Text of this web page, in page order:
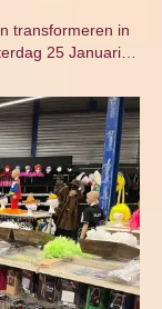
transformeren in
25 Januari…